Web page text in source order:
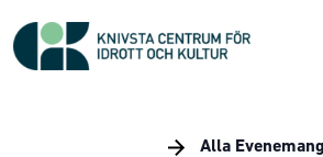
Alla Evenemang